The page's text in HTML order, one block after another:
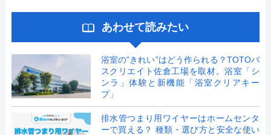
あわせて読みたい
浴室の”きれい”はどう作られる？TOTOバ
スクリエイト佐倉工場を取材。浴室「シ
ンラ」体験と新機能「浴室クリアキー
プ」
排水管つまり用ワイヤーはホームセンタ
ーで買える？ 種類・選び方と安全な使い